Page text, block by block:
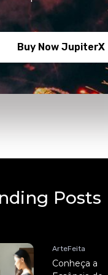
Buy Now JupiterX
Posts
ArteFeita
Conheça a